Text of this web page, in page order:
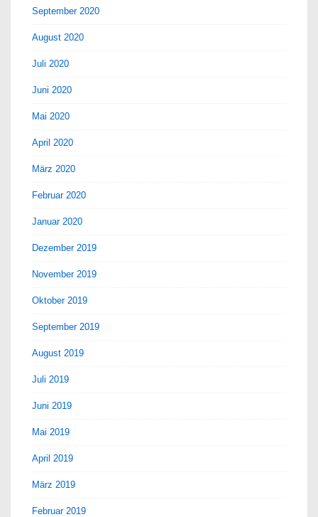
September 2020
August 2020
Juli 2020
Juni 2020
Mai 2020
April 2020
März 2020
Februar 2020
Januar 2020
Dezember 2019
November 2019
Oktober 2019
September 2019
August 2019
Juli 2019
Juni 2019
Mai 2019
April 2019
März 2019
Februar 2019